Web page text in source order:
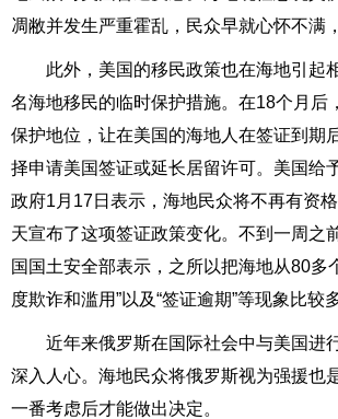
凋敝并发生严重霍乱，民众早就心怀不满
此外，美国的移民政策也在海地引起
名海地移民的临时保护措施。在18个月
保护地位，让在美国的海地人在签证到期
择申请美国签证或延长居留许可。美国
政府1月17日表示，海地民众将不再有资
天宣布了这项签证政策变化。不到一周之
国国土安全部表示，之所以把海地从80
度欺诈和滥用”以及“签证逾期”等现象比
近年来俄罗斯在国际社会中与美国进
深入人心。海地民众将俄罗斯视为强援也
一番考虑后才能做出决定。